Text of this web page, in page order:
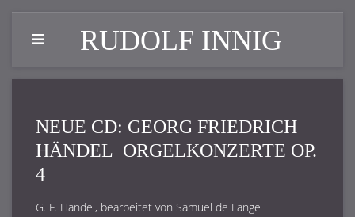
RUDOLF INNIG
NEUE CD: GEORG FRIEDRICH
HÄNDEL ORGELKONZERTE OP.
4
G. F. Händel, bearbeitet von Samuel de Lange